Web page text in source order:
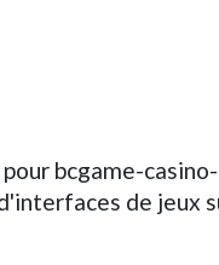
bcgame-casino-
de jeux